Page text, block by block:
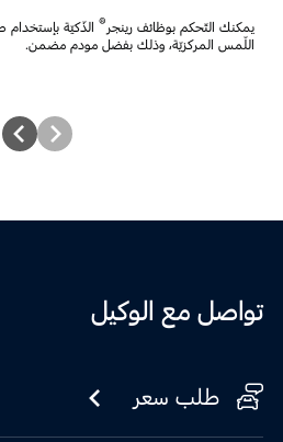
يمكنك التّحكم بوظائف رينجر ®الذّكيّة بإستخدام
اللّمس المركزيّة، وذلك بفضل مودم مضمن.
تواصل مع الوكيل
طلب سعر